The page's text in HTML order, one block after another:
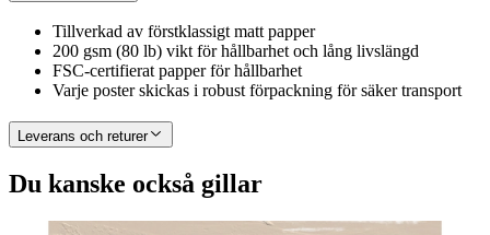
Tillverkad av förstklassigt matt papper
200 gsm (80 lb) vikt för hållbarhet och lång livslängd
FSC-certifierat papper för hållbarhet
Varje poster skickas i robust förpackning för säker transport
Leverans och returer
Du kanske också gillar